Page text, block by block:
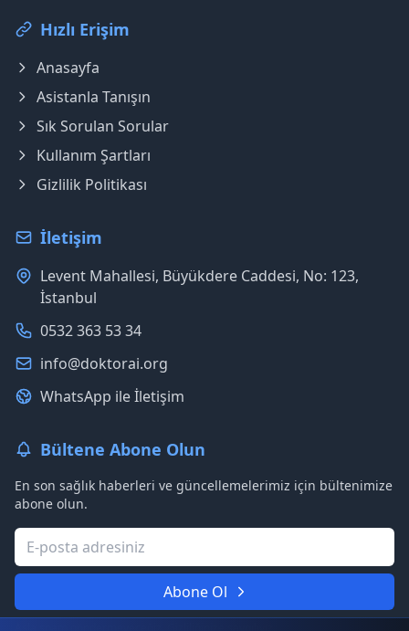
Hızlı Erişim
Anasayfa
Asistanla Tanışın
Sık Sorulan Sorular
Kullanım Şartları
Gizlilik Politikası
İletişim
Levent Mahallesi, Büyükdere Caddesi, No: 123,
İstanbul
0532 363 53 34
info@doktorai.org
WhatsApp ile İletişim
Bültene Abone Olun
En son sağlık haberleri ve güncellemelerimiz için bültenimize
abone olun.
Abone Ol